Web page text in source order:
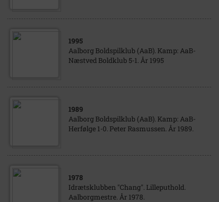
1995
Aalborg Boldspilklub (AaB). Kamp: AaB-
Næstved Boldklub 5-1. År 1995
1989
Aalborg Boldspilklub (AaB). Kamp: AaB-
Herfølge 1-0. Peter Rasmussen. År 1989.
1978
Idrætsklubben "Chang". Lilleputhold.
Aalborgmestre. År 1978.